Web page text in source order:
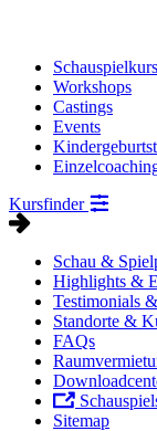
Workshops
Castings
Events
Kursfinder
Schau &
Highlights &
Testimonials
Standorte &
FAQs
Sitemap